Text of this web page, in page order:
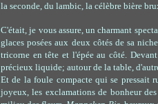
la seconde, du lambic, la célèbre bière
C'était, je vous assure, un charmant
glaces posées aux deux côtés de sa
tricorne en tête et l'épée au côté.
précieux liquide; autour de la table,
Et de la foule compacte qui se pressait
joyeux, les exclamations de bonheur